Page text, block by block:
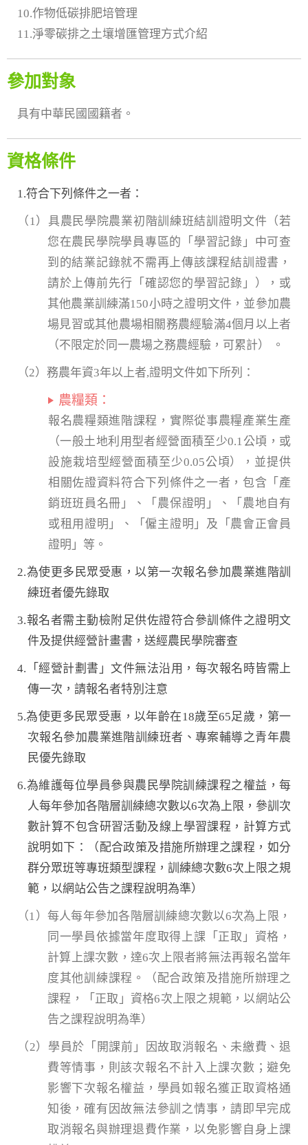
10.作物低碳排肥培管理
11.淨零碳排之土壤增匯管理方式介紹
參加對象
具有中華民國國籍者。
資格條件
1.符合下列條件之一者：
（1）具農民學院農業初階訓練班結訓證明文件（若
您在農民學院學員專區的「學習記錄」中可查
到的結業記錄就不需再上傳該課程結訓證書，
請於上傳前先行「確認您的學習記錄」），或
其他農業訓練滿150小時之證明文件，並參加農
場見習或其他農場相關務農經驗滿4個月以上者
（不限定於同一農場之務農經驗，可累計） 。
（2）務農年資3年以上者,證明文件如下所列：
農糧類：
報名農糧類進階課程，實際從事農糧產業生產
（一般土地利用型者經營面積至少0.1公頃，或
設施栽培型經營面積至少0.05公頃），並提供
相關佐證資料符合下列條件之一者，包含「產
銷班班員名冊」、「農保證明」、「農地自有
或租用證明」、「僱主證明」及「農會正會員
證明」等。
2.為使更多民眾受惠，以第一次報名參加農業進階訓
練班者優先錄取
3.報名者需主動檢附足供佐證符合參訓條件之證明文
件及提供經營計畫書，送經農民學院審查
4.「經營計劃書」文件無法沿用，每次報名時皆需上
傳一次，請報名者特別注意
5.為使更多民眾受惠，以年齡在18歲至65足歲，第一
次報名參加農業進階訓練班者、專案輔導之青年農
民優先錄取
6.為維護每位學員參與農民學院訓練課程之權益，每
人每年參加各階層訓練總次數以6次為上限，參訓次
數計算不包含研習活動及線上學習課程，計算方式
說明如下：（配合政策及措施所辦理之課程，如分
群分眾班等專班類型課程，訓練總次數6次上限之規
範，以網站公告之課程說明為準）
（1）每人每年參加各階層訓練總次數以6次為上限，
同一學員依據當年度取得上課「正取」資格，
計算上課次數，達6次上限者將無法再報名當年
度其他訓練課程。（配合政策及措施所辦理之
課程，「正取」資格6次上限之規範，以網站公
告之課程說明為準）
（2）學員於「開課前」因故取消報名、未繳費、退
費等情事，則該次報名不計入上課次數；避免
影響下次報名權益，學員如報名獲正取資格通
知後，確有因故無法參訓之情事，請即早完成
取消報名與辦理退費作業，以免影響自身上課